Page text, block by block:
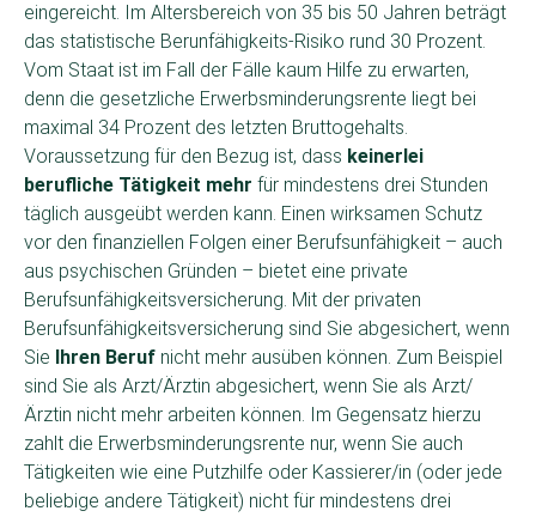
eingereicht. Im Altersbereich von 35 bis 50 Jahren beträgt
das statistische Berunfähigkeits-Risiko rund 30 Prozent.
Vom Staat ist im Fall der Fälle kaum Hilfe zu erwarten,
denn die gesetzliche Erwerbsminderungsrente liegt bei
maximal 34 Prozent des letzten Bruttogehalts.
Voraussetzung für den Bezug ist, dass keinerlei
berufliche Tätigkeit mehr für mindestens drei Stunden
täglich ausgeübt werden kann. Einen wirksamen Schutz
vor den finanziellen Folgen einer Berufsunfähigkeit – auch
aus psychischen Gründen – bietet eine private
Berufsunfähigkeitsversicherung. Mit der privaten
Berufsunfähigkeitsversicherung sind Sie abgesichert, wenn
Sie Ihren Beruf nicht mehr ausüben können. Zum Beispiel
sind Sie als Arzt/Ärztin abgesichert, wenn Sie als Arzt/
Ärztin nicht mehr arbeiten können. Im Gegensatz hierzu
zahlt die Erwerbsminderungsrente nur, wenn Sie auch
Tätigkeiten wie eine Putzhilfe oder Kassierer/in (oder jede
beliebige andere Tätigkeit) nicht für mindestens drei